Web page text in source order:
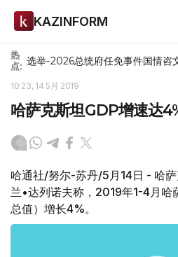
KAZINFORM
热
点: 选举-2026总统府任免事件国情咨
10:23, 14 5月 2019
哈萨克斯坦GDP增速达
哈通社/努尔-苏丹/5月14日 - 哈
兰•达列诺夫称，2019年1-4月哈
总值）增长4%。